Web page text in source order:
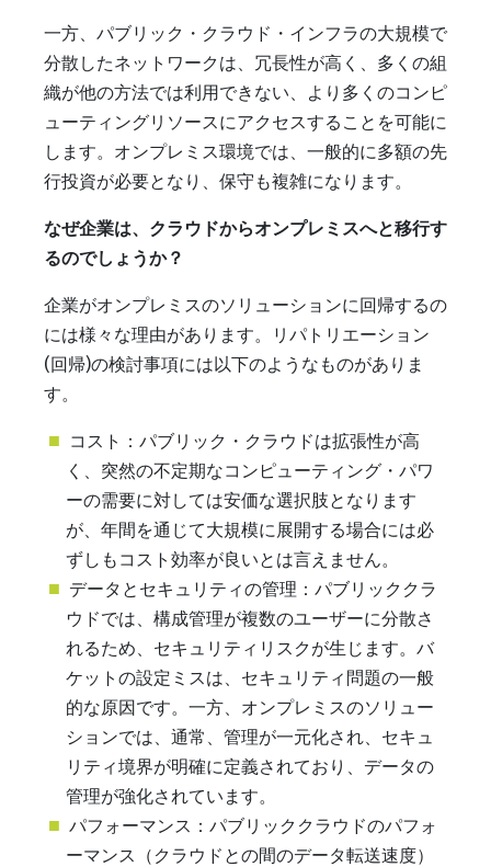
一方、パブリック・クラウド・インフラの大規模で
分散したネットワークは、冗長性が高く、多くの組
織が他の方法では利用できない、より多くのコンピ
ューティングリソースにアクセスすることを可能に
します。オンプレミス環境では、一般的に多額の先
行投資が必要となり、保守も複雑になります。
なぜ企業は、クラウドからオンプレミスへと移行す
るのでしょうか？
企業がオンプレミスのソリューションに回帰するの
には様々な理由があります。リパトリエーション
(回帰)の検討事項には以下のようなものがありま
す。
コスト：パブリック・クラウドは拡張性が高
く、突然の不定期なコンピューティング・パワ
ーの需要に対しては安価な選択肢となります
が、年間を通じて大規模に展開する場合には必
ずしもコスト効率が良いとは言えません。
データとセキュリティの管理：パブリッククラ
ウドでは、構成管理が複数のユーザーに分散さ
れるため、セキュリティリスクが生じます。バ
ケットの設定ミスは、セキュリティ問題の一般
的な原因です。一方、オンプレミスのソリュー
ションでは、通常、管理が一元化され、セキュ
リティ境界が明確に定義されており、データの
管理が強化されています。
パフォーマンス：パブリッククラウドのパフォ
ーマンス（クラウドとの間のデータ転送速度）